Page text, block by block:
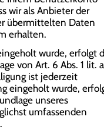
wir als Anbieter der
übermittelten Daten
erhalten.
wurde, erfolgt
von Art. 6 Abs. 1 lit. a
ist jederzeit
eingeholt wurde,
unseres
umfassenden